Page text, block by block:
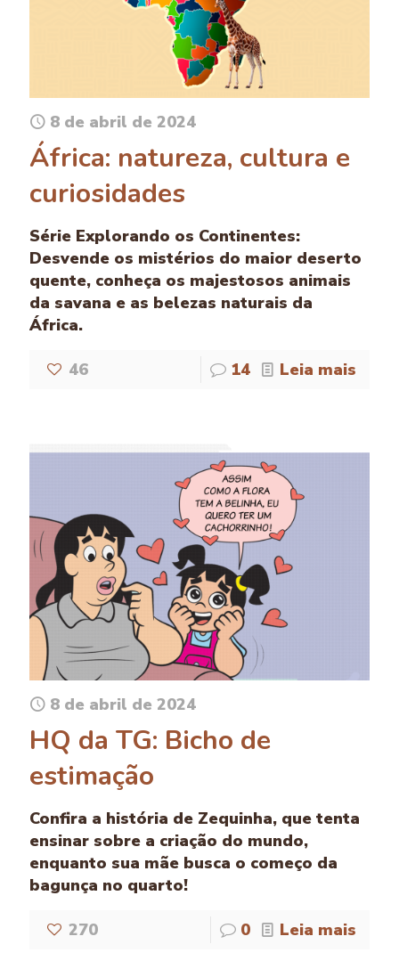
8 de abril de 2024
África: natureza, cultura e
curiosidades
Série Explorando os Continentes:
Desvende os mistérios do maior deserto
quente, conheça os majestosos animais
da savana e as belezas naturais da
África.
46 14 Leia mais
8 de abril de 2024
HQ da TG: Bicho de
estimação
Confira a história de Zequinha, que tenta
ensinar sobre a criação do mundo,
enquanto sua mãe busca o começo da
bagunça no quarto!
270 0 Leia mais